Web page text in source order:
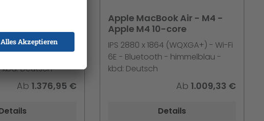
core - 16 GB
(WQXGA) -
Fi 7 -
Deutsch
Ab1.376,95 €
Apple MacBook Air - M4 -
Apple M4 10-core
IPS 2880 x 1864 (WQXGA+) - Wi-Fi
6E - Bluetooth - himmelblau -
kbd: Deutsch
Ab 1.009,33 €
Details